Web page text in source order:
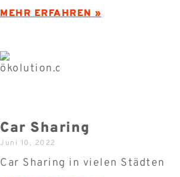
MEHR ERFAHREN »
Car Sharing
Juni 10, 2022
Car Sharing in vielen Städten